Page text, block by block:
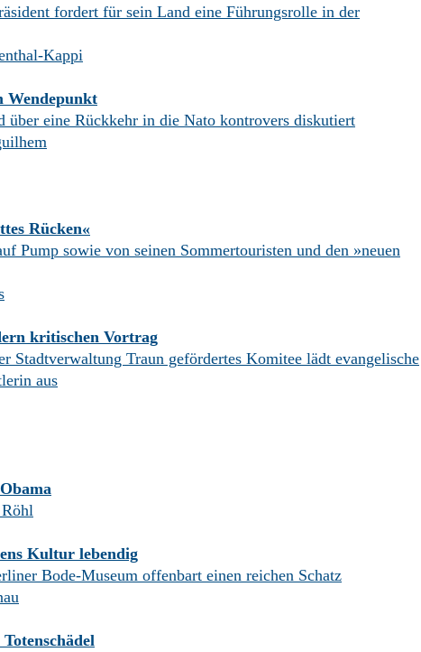
fordert für sein Land eine Führungsrolle in der
Kappi
über eine Rückkehr in die Nato kontrovers diskutiert
Rücken«
Pump sowie von seinen Sommertouristen und den »neuen
kritischen Vortrag
Stadtverwaltung Traun gefördertes Komitee lädt evangelische
aus
Kultur lebendig
Bode-Museum offenbart einen reichen Schatz